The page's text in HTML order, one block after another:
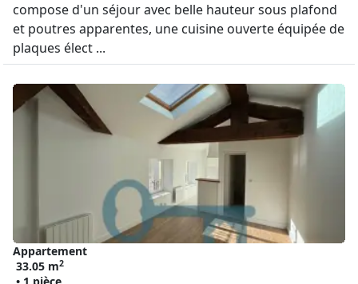
compose d'un séjour avec belle hauteur sous plafond
et poutres apparentes, une cuisine ouverte équipée de
plaques élect ...
Appartement
33.05 m2